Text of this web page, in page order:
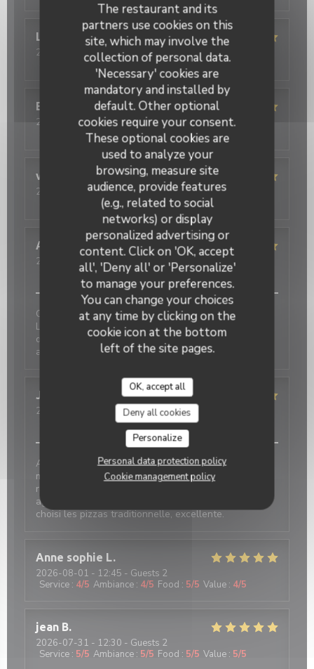
The restaurant and its
partners use cookies on this
site, which may involve the
collection of personal data.
'Necessary' cookies are
mandatory and installed by
default. Other optional
cookies require your consent.
These optional cookies are
used to analyze your
browsing, measure site
audience, provide features
(e.g., related to social
networks) or display
personalized advertising or
content. Click on 'OK, accept
all', 'Deny all' or 'Personalize'
to manage your preferences.
You can change your choices
at any time by clicking on the
cookie icon at the bottom
left of the site pages.
OK, accept all
Deny all cookies
Personalize
Personal data protection policy
Cookie management policy
Lison
2026-08-03- 12:30 - Guests 2
/5 Ambiance: 5/5 Food: 5/5 Value:
Evelyne
2026-08-02- 12:30 - Guests 4
/5 Ambiance:5/5 Food: 5/5 Value:
virginie
2026-08-02- 12:30 - Guests 5
Ambiance: 5/5 Food: 5/5 Value
Angelica
P
2026-07-31- 12:30 - Guests 3
5/5 Ambiance :5/5 Food:5/5 Value:
C est toujours un plaisir de venir déjeuner ou dîner.
Les plats sont excellents : pâtes, pizzas, plat du jour,
dessert… on a tout testé et c’est un régal Notre
adresse italienne de référence
JEAN MARC
2026-08-01
- 19:30 - Guests 2
Ambiance:5/5 Food:5/5
Accueil très chaleureux...lieu propre, décoration
magnifique... qualité, quantité et prix très
raisonnable.Nous avons passé un moment très
agréable et avons très bien mangé... Nous avions
choisi les pizzas traditionnelle, excellente.
Anne sophie L
2026-08-01 - 12:45 - Guests 2
Service : 4/5 Ambiance : 4/5 Food : 5/5 Value : 4/5
jean B
2026-07-31 - 12:30 - Guests 2
Service : 5/5 Ambiance : 5/5 Food : 5/5 Value : 5/5